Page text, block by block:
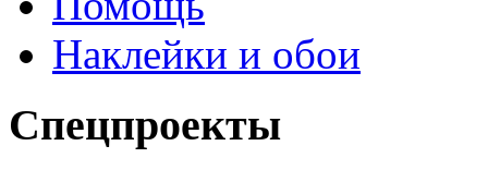
Наклейки и обои
Спецпроекты